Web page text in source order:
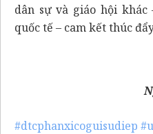
dân sự và giáo hội
quốc tế – cam kết thúc
#dtcphanxicoguisudiep